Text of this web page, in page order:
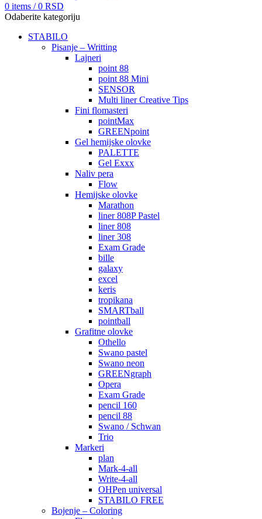
0 items / 0 RSD
Odaberite kategoriju
STABILO
Pisanje – Writting
Lajneri
point 88
point 88 Mini
SENSOR
Multi liner Creative Tips
Fini flomasteri
pointMax
GREENpoint
Gel hemijske olovke
PALETTE
Gel Exxx
Naliv pera
Flow
Hemijske olovke
Marathon
liner 808P Pastel
liner 808
liner 308
Exam Grade
bille
galaxy
excel
keris
tropikana
SMARTball
pointball
Grafitne olovke
Othello
Swano pastel
Swano neon
GREENgraph
Opera
Exam Grade
pencil 160
pencil 88
Swano / Schwan
Trio
Markeri
plan
Mark-4-all
Write-4-all
OHPen universal
STABILO FREE
Bojenje – Coloring